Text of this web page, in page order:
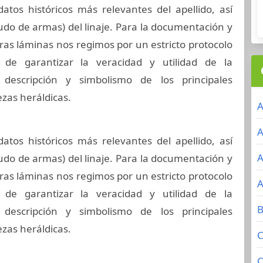
históricos más relevantes del apellido, así
de armas) del linaje. Para la documentación y
láminas nos regimos por un estricto protocolo
garantizar la veracidad y utilidad de la
y simbolismo de los principales
heráldicas.
históricos más relevantes del apellido, así
de armas) del linaje. Para la documentación y
láminas nos regimos por un estricto protocolo
garantizar la veracidad y utilidad de la
y simbolismo de los principales
heráldicas.